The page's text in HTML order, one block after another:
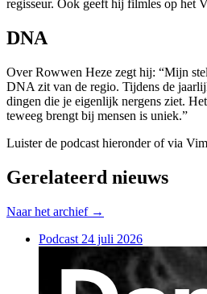
regisseur. Ook geeft hij filmles op het
DNA
Over Rowwen Heze zegt hij: “Mijn
DNA zit van de regio. Tijdens de
dingen die je eigenlijk nergens ziet.
teweeg brengt bij mensen is uniek.”
Luister de podcast hieronder of via
Gerelateerd nieuws
Naar het archief →
Podcast 24 juli 2026